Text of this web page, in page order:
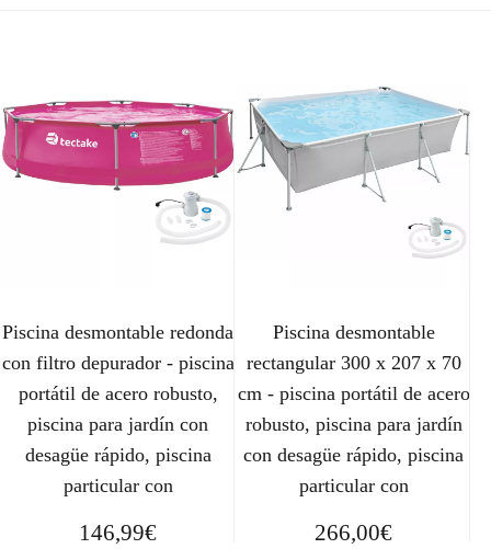
Piscina desmontable redonda
con filtro depurador - piscina
portátil de acero robusto,
piscina para jardín con
desagüe rápido, piscina
particular con
146,99€
Piscina desmontable
rectangular 300 x 207 x 70
cm - piscina portátil de acero
robusto, piscina para jardín
con desagüe rápido, piscina
particular con
266,00€